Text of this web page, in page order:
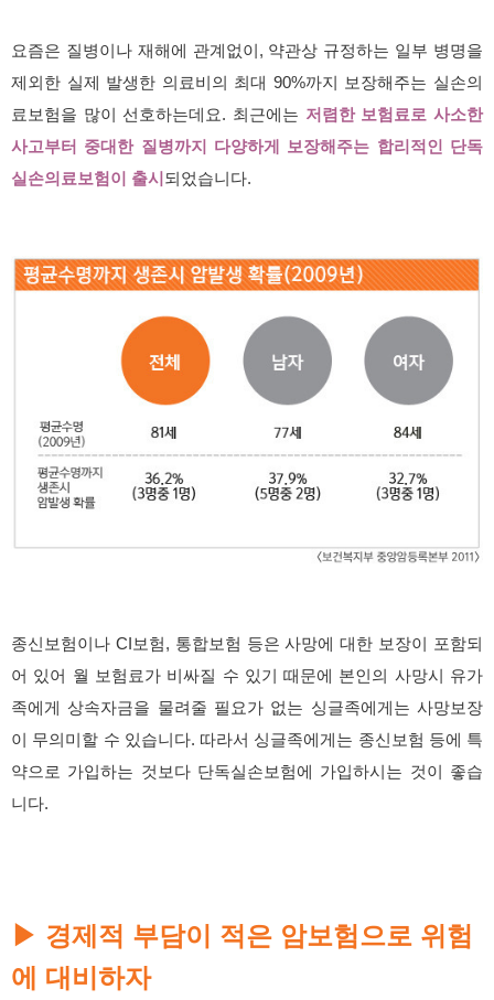
요즘은 질병이나 재해에 관계없이, 약관상 규정하는 일부 병명을
제외한 실제 발생한 의료비의 최대 90%까지 보장해주는 실손의
료보험을 많이 선호하는데요. 최근에는 저렴한 보험료로 사소한
사고부터 중대한 질병까지 다양하게 보장해주는 합리적인 단독
실손의료보험이 출시 되었습니다.
종신보험이나 CI보험, 통합보험 등은 사망에 대한 보장이 포함되
어 있어 월 보험료가 비싸질 수 있기 때문에 본인의 사망시 유가
족에게 상속자금을 물려줄 필요가 없는 싱글족에게는 사망보장
이 무의미할 수 있습니다. 따라서 싱글족에게는 종신보험 등에 특
약으로 가입하는 것보다 단독실손보험에 가입하시는 것이 좋습
니다.
▶ 경제적 부담이 적은 암보험으로 위험
에 대비하자